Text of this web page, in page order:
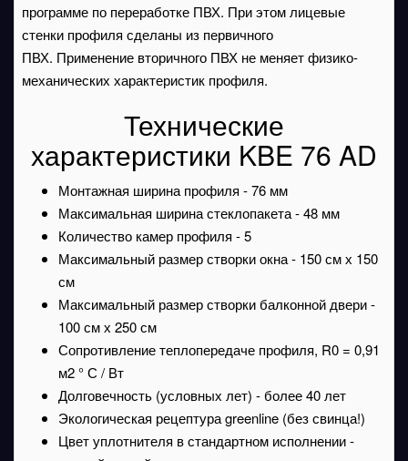
программе по переработке ПВХ. При этом лицевые
стенки профиля сделаны из первичного
ПВХ. Применение вторичного ПВХ не меняет физико-
механических характеристик профиля.
Технические
характеристики KBE 76 AD
Монтажная ширина профиля - 76 мм
Максимальная ширина стеклопакета - 48 мм
Количество камер профиля - 5
Максимальный размер створки окна - 150 см х 150
см
Максимальный размер створки балконной двери -
100 см х 250 см
Сопротивление теплопередаче профиля, R0 = 0,91
м2 ° С / Вт
Долговечность (условных лет) - более 40 лет
Экологическая рецептура greenline (без свинца!)
Цвет уплотнителя в стандартном исполнении -